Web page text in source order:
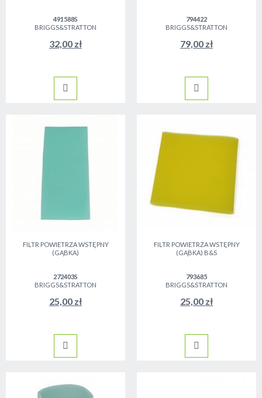
491588S
BRIGGS&STRATTON
32,00 zł
794422
BRIGGS&STRATTON
79,00 zł
FILTR POWIETRZA WSTĘPNY
(GĄBKA)
272403S
BRIGGS&STRATTON
25,00 zł
FILTR POWIETRZA WSTĘPNY
(GĄBKA) B&S
793685
BRIGGS&STRATTON
25,00 zł